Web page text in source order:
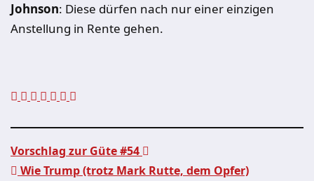
Johnson: Diese dürfen nach nur einer einzigen
Anstellung in Rente gehen.
Vorschlag zur Güte #54
Wie Trump (trotz Mark Rutte, dem Opfer)